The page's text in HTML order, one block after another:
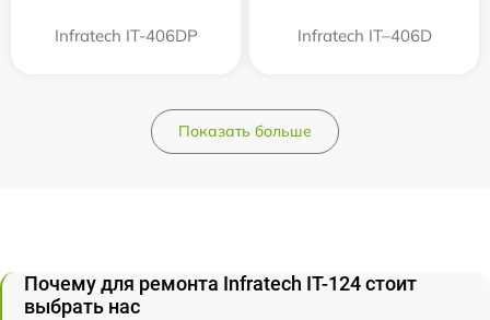
Infratech IT-406DP Infratech IT–406D
Показать больше
Почему для ремонта Infratech IT-124 стоит
выбрать нас